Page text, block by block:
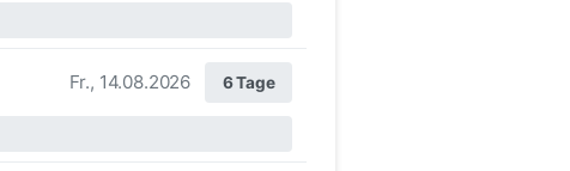
Fr., 14.08.2026 6 Tage